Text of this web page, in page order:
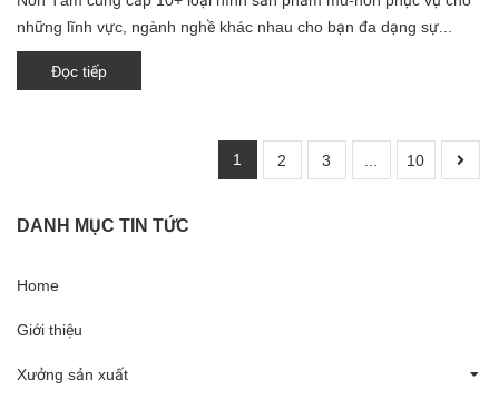
DANH MỤC TIN TỨC
Home
Giới thiệu
Xưởng sản xuất
những lĩnh vực, ngành nghề khác nhau cho bạn đa dạng sự...
Đọc tiếp
1 2 3 ... 10